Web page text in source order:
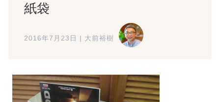
紙袋
2016年7月23日 大前裕樹